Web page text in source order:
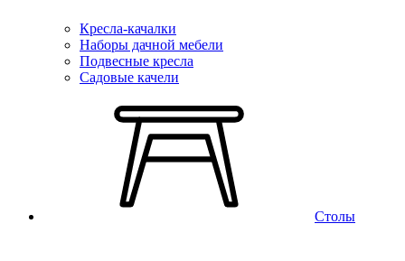
Кресла-качалки
Наборы дачной мебели
Подвесные кресла
Садовые качели
Столы